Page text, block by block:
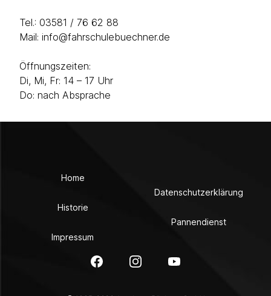
Tel.: 03581 / 76 62 88
Mail: info@fahrschulebuechner.de
Öffnungszeiten:
Di, Mi, Fr: 14 – 17 Uhr
Do: nach Absprache
Home
Historie
Impressum
Datenschutzerklärung
Pannendienst
FacebookInstagramYouTube